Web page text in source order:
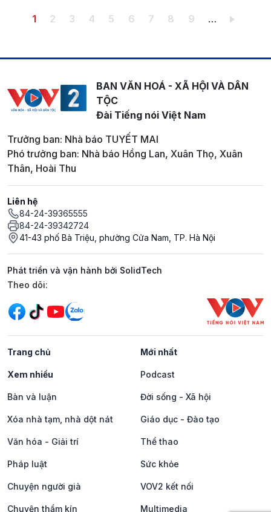
Pagination
Trang hiện thời
1 Trang
2 Trang
3 Trang
4 Trang
5 Trang
6 Trang
7 Trang
8 Trang
9 …
BAN VĂN HOÁ - XÃ HỘI VÀ DÂN
TỘC
Đài Tiếng nói Việt Nam
Trưởng ban: Nhà báo TUYẾT MAI
Phó trưởng ban: Nhà báo Hồng Lan, Xuân Thọ, Xuân
Thân, Hoài Thu
Liên hệ
84-24-39365555
84-24-39342724
41-43 phố Bà Triệu, phường Cửa Nam, TP. Hà Nội
Phát triển và vận hành bởi SolidTech
Mạng xã hội
Theo dõi:
Trang chủ Mới nhất
Xem nhiều Podcast
Bàn và luận Đời sống - Xã hội
Xóa nhà tạm, nhà dột nát Giáo dục - Đào tạo
Văn hóa - Giải trí Thể thao
Pháp luật Sức khỏe
Chuyện người già VOV2 kết nối
Chuyện thầm kín Multimedia